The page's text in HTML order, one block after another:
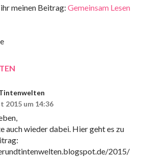
meinen Beitrag: Gemeinsam Lesen
2015 um 14:36
auch wieder dabei. Hier geht es zu
2015/